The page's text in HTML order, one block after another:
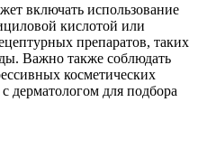
включать использование
кислотой или
препаратов, таких
Важно также соблюдать
косметических
дерматологом для подбора